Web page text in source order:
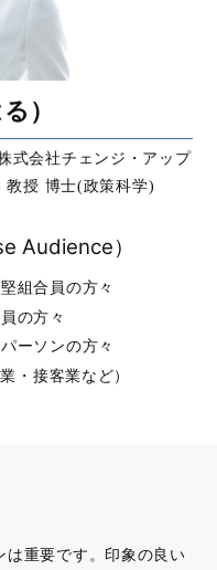
）
式会社チェンジ・アップ
教授 博士(政策科学)
Audience）
組合員の方々
の方々
ーソンの方々
・接客業など）
は重要です。印象の良い